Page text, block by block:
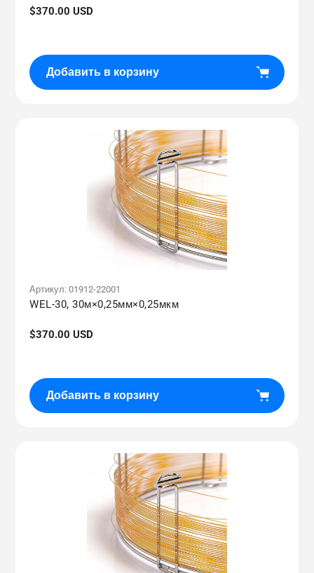
Обычная
$370.00 USD
Добавить в корзину
Артикул: 01912-22001
WEL-30, 30м×0,25мм×0,25мкм
Обычная
$370.00 USD
Добавить в корзину